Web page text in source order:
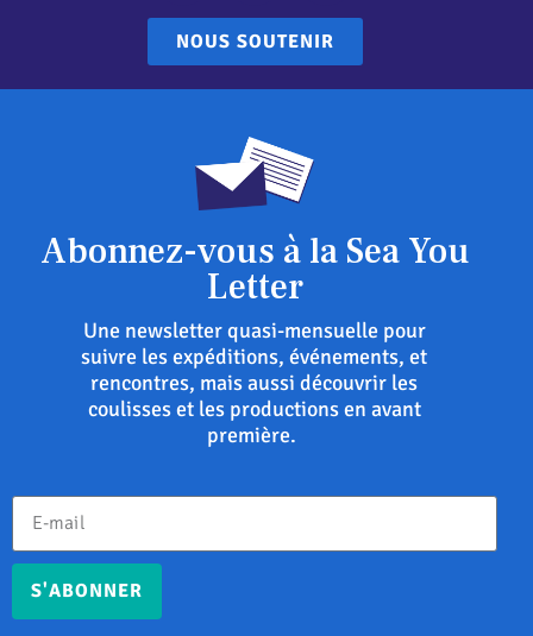
NOUS SOUTENIR
Abonnez-vous à la Sea You
Letter
Une newsletter quasi-mensuelle pour
suivre les expéditions, événements, et
rencontres, mais aussi découvrir les
coulisses et les productions en avant
première.
S'ABONNER